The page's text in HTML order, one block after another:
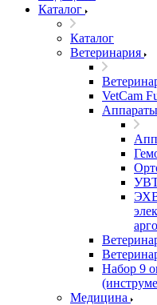
Каталог
Каталог
Ветеринария
VetCam
Аппараты
Набор 9
Медицина